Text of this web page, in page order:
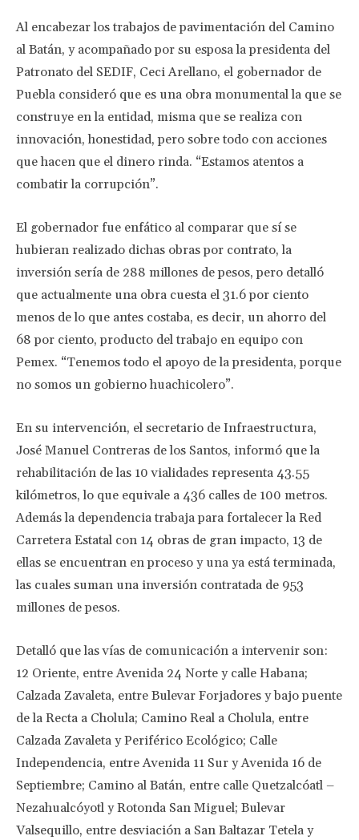
Al encabezar los trabajos de pavimentación del Camino
al Batán, y acompañado por su esposa la presidenta del
Patronato del SEDIF, Ceci Arellano, el gobernador de
Puebla consideró que es una obra monumental la que se
construye en la entidad, misma que se realiza con
innovación, honestidad, pero sobre todo con acciones
que hacen que el dinero rinda. “Estamos atentos a
combatir la corrupción”.
El gobernador fue enfático al comparar que sí se
hubieran realizado dichas obras por contrato, la
inversión sería de 288 millones de pesos, pero detalló
que actualmente una obra cuesta el 31.6 por ciento
menos de lo que antes costaba, es decir, un ahorro del
68 por ciento, producto del trabajo en equipo con
Pemex. “Tenemos todo el apoyo de la presidenta, porque
no somos un gobierno huachicolero”.
En su intervención, el secretario de Infraestructura,
José Manuel Contreras de los Santos, informó que la
rehabilitación de las 10 vialidades representa 43.55
kilómetros, lo que equivale a 436 calles de 100 metros.
Además la dependencia trabaja para fortalecer la Red
Carretera Estatal con 14 obras de gran impacto, 13 de
ellas se encuentran en proceso y una ya está terminada,
las cuales suman una inversión contratada de 953
millones de pesos.
Detalló que las vías de comunicación a intervenir son:
12 Oriente, entre Avenida 24 Norte y calle Habana;
Calzada Zavaleta, entre Bulevar Forjadores y bajo puente
de la Recta a Cholula; Camino Real a Cholula, entre
Calzada Zavaleta y Periférico Ecológico; Calle
Independencia, entre Avenida 11 Sur y Avenida 16 de
Septiembre; Camino al Batán, entre calle Quetzalcóatl –
Nezahualcóyotl y Rotonda San Miguel; Bulevar
Valsequillo, entre desviación a San Baltazar Tetela y